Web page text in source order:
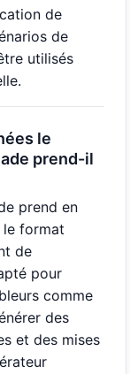
de
de
utilisés
le
prend-il
prend en
format
de
pour
comme
des
et des mises